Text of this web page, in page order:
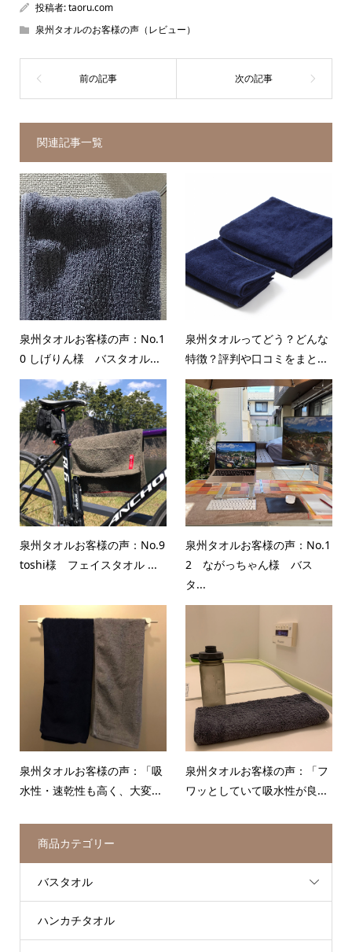
投稿者:taoru.com
泉州タオルのお客様の声（レビュー）
関連記事一覧
泉州タオルお客様の声：No.1
0 しげりん様 バスタオル...
泉州タオルってどう？どんな
特徴？評判や口コミをまと...
泉州タオルお客様の声：No.9
toshi様 フェイスタオル ...
泉州タオルお客様の声：No.1
2 ながっちゃん様 バス
タ...
泉州タオルお客様の声：「吸
水性・速乾性も高く、大変...
泉州タオルお客様の声：「フ
ワッとしていて吸水性が良...
商品カテゴリー
バスタオル
ハンカチタオル